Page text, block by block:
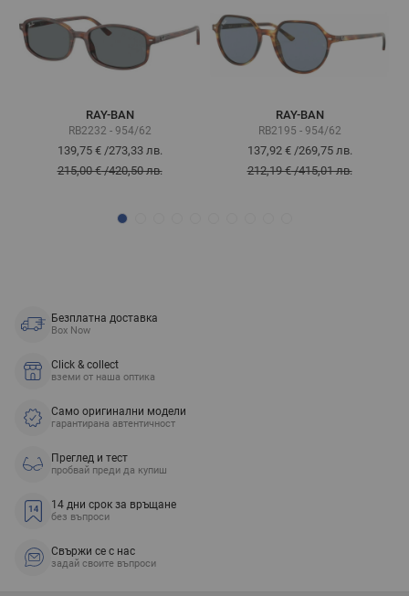
RAY-BAN
RB2232 - 954/62
139,75 €/273,33 лв.
215,00 €/420,50 лв.
RAY-BAN
RB2195 - 954/62
137,92 €/269,75 лв.
212,19 €/415,01 лв.
Безплатна доставка
Box Now
Click & collect
вземи от наша оптика
Само оригинални модели
гарантирана автентичност
Преглед и тест
пробвай преди да купиш
14 дни срок за връщане
без въпроси
Свържи се с нас
задай своите въпроси